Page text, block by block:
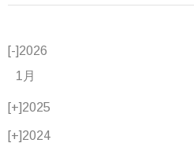
[-]2026
1月
[+]2025
[+]2024